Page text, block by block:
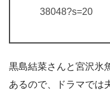
38048?s=20
黒島結菜さんと宮沢氷
あるので、ドラマでは